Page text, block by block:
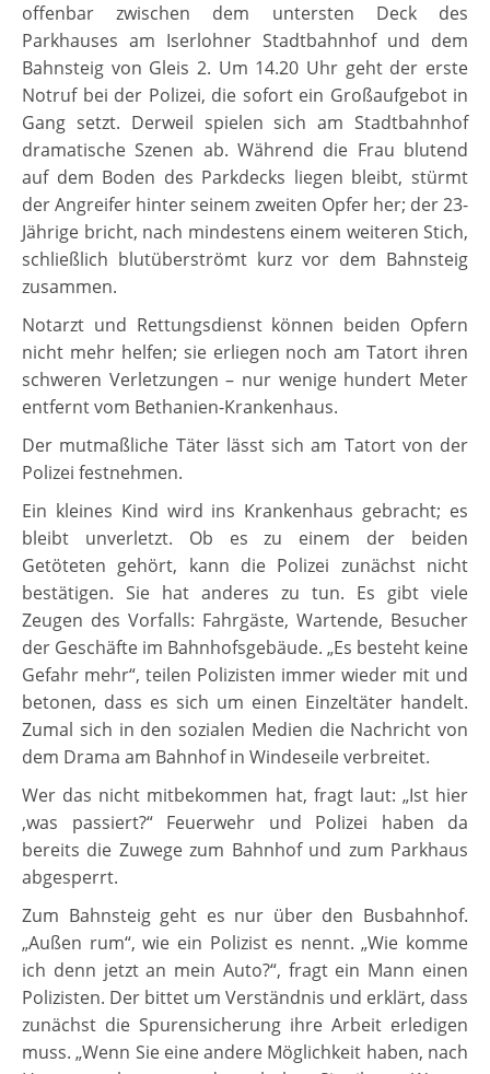
offenbar zwischen dem untersten Deck des
Parkhauses am Iserlohner Stadtbahnhof und dem
Bahnsteig von Gleis 2. Um 14.20 Uhr geht der erste
Notruf bei der Polizei, die sofort ein Großaufgebot in
Gang setzt. Derweil spielen sich am Stadtbahnhof
dramatische Szenen ab. Während die Frau blutend
auf dem Boden des Parkdecks liegen bleibt, stürmt
der Angreifer hinter seinem zweiten Opfer her; der 23-
Jährige bricht, nach mindestens einem weiteren Stich,
schließlich blutüberströmt kurz vor dem Bahnsteig
zusammen.
Notarzt und Rettungsdienst können beiden Opfern
nicht mehr helfen; sie erliegen noch am Tatort ihren
schweren Verletzungen – nur wenige hundert Meter
entfernt vom Bethanien-Krankenhaus.
Der mutmaßliche Täter lässt sich am Tatort von der
Polizei festnehmen.
Ein kleines Kind wird ins Krankenhaus gebracht; es
bleibt unverletzt. Ob es zu einem der beiden
Getöteten gehört, kann die Polizei zunächst nicht
bestätigen. Sie hat anderes zu tun. Es gibt viele
Zeugen des Vorfalls: Fahrgäste, Wartende, Besucher
der Geschäfte im Bahnhofsgebäude. „Es besteht keine
Gefahr mehr“, teilen Polizisten immer wieder mit und
betonen, dass es sich um einen Einzeltäter handelt.
Zumal sich in den sozialen Medien die Nachricht von
dem Drama am Bahnhof in Windeseile verbreitet.
Wer das nicht mitbekommen hat, fragt laut: „Ist hier
‚was passiert?“ Feuerwehr und Polizei haben da
bereits die Zuwege zum Bahnhof und zum Parkhaus
abgesperrt.
Zum Bahnsteig geht es nur über den Busbahnhof.
„Außen rum“, wie ein Polizist es nennt. „Wie komme
ich denn jetzt an mein Auto?“, fragt ein Mann einen
Polizisten. Der bittet um Verständnis und erklärt, dass
zunächst die Spurensicherung ihre Arbeit erledigen
muss. „Wenn Sie eine andere Möglichkeit haben, nach